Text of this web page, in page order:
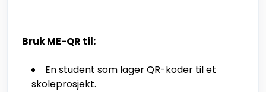
Bruk ME-QR til:
En student som lager QR-koder til et
skoleprosjekt.